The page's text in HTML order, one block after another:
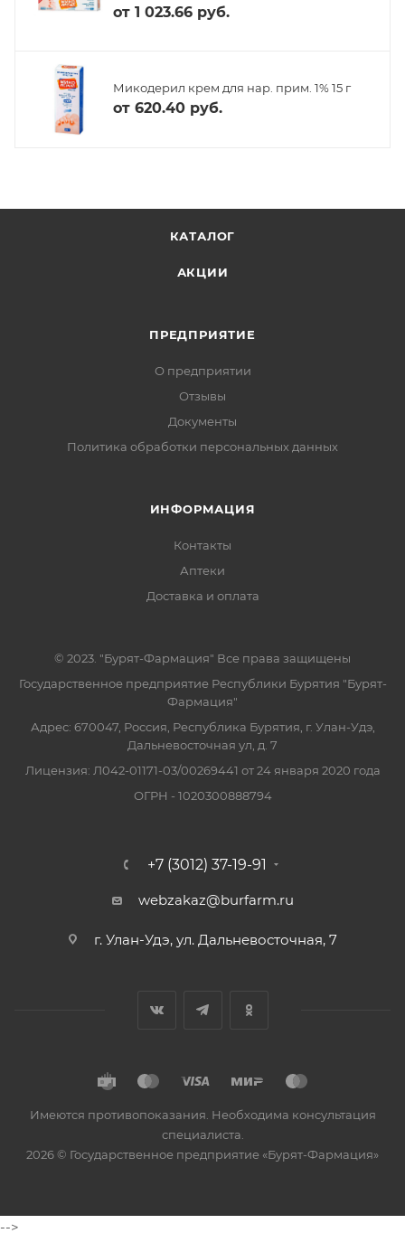
от 1 023.66 руб.
Микодерил крем для нар. прим. 1% 15 г
от 620.40 руб.
КАТАЛОГ
АКЦИИ
ПРЕДПРИЯТИЕ
О предприятии
Отзывы
Документы
Политика обработки персональных данных
ИНФОРМАЦИЯ
Контакты
Аптеки
Доставка и оплата
© 2023. "Бурят-Фармация" Все права защищены
Государственное предприятие Республики Бурятия "Бурят-
Фармация"
Адрес: 670047, Россия, Республика Бурятия, г. Улан-Удэ,
Дальневосточная ул, д. 7
Лицензия: Л042-01171-03/00269441 от 24 января 2020 года
ОГРН - 1020300888794
+7 (3012) 37-19-91
webzakaz@burfarm.ru
г. Улан-Удэ, ул. Дальневосточная, 7
Имеются противопоказания. Необходима консультация
специалиста.
2026 © Государственное предприятие «Бурят-Фармация»
-->